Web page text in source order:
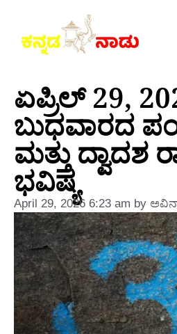
ಏಪ್ರಿಲ್ 29,
ಬುಧವಾರದ
ಮತ್ತು ದ್ವಾದಶ
ಭವಿಷ್ಯ
April 29, 2026 6:23 am by